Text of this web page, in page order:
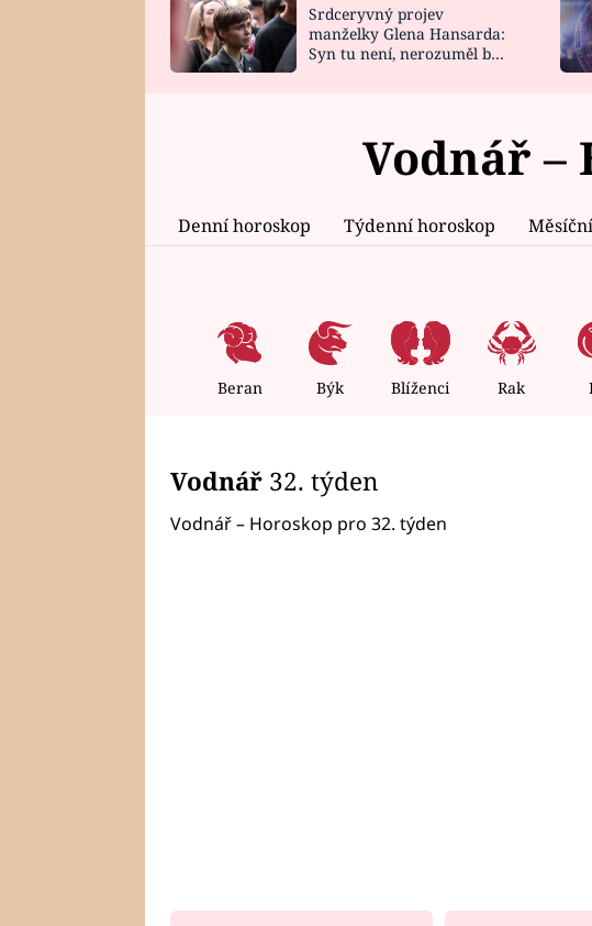
HOROSKOP NA
CELEBRITY
VAŘENÍ
Srdceryvný projev
manželky Glena Hansarda:
Syn tu není, nerozuměl by
Vodnář –
Denní horoskop Týdenní horoskop
Beran Býk Blíženci Rak
Vodnář 32. týden
Vodnář – Horoskop pro 32. týden